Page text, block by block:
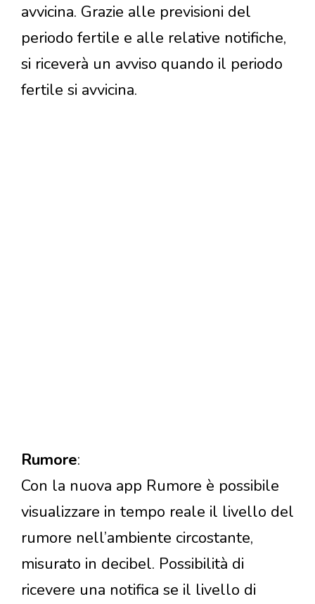
avvicina. Grazie alle previsioni del
periodo fertile e alle relative notifiche,
si riceverà un avviso quando il periodo
fertile si avvicina.
Rumore:
Con la nuova app Rumore è possibile
visualizzare in tempo reale il livello del
rumore nell’ambiente circostante,
misurato in decibel. Possibilità di
ricevere una notifica se il livello di